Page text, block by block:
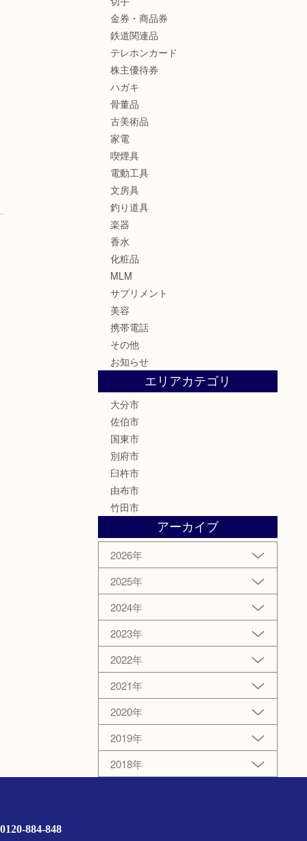
金券・商品券
鉄道関連品
テレホンカード
株主優待券
ハガキ
骨董品
古美術品
家電
喫煙具
電動工具
文房具
釣り道具
楽器
香水
化粧品
MLM
サプリメント
美容
携帯電話
その他
お知らせ
エリアカテゴリ
大分市
佐伯市
国東市
別府市
臼杵市
由布市
竹田市
アーカイブ
2026年
2025年
2024年
2023年
2022年
2021年
2020年
2019年
2018年
884-848